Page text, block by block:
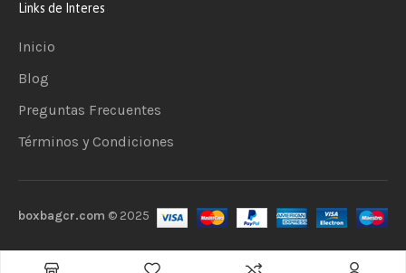
Links de Interes
Inicio
Blog
Preguntas Frecuentes
Términos y Condiciones
boxbagcr.com © 2025
Añadir al carrito